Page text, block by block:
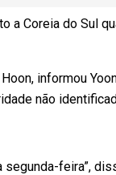
a Coreia do Sul
informou
não
feira”,